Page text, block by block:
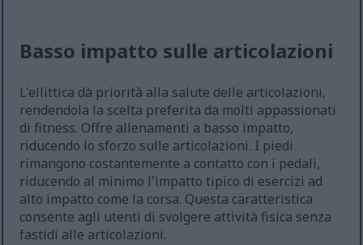
Basso impatto sulle articolazioni
L'ellittica dà priorità alla salute delle articolazioni,
rendendola la scelta preferita da molti appassionati
di fitness. Offre allenamenti a basso impatto,
riducendo lo sforzo sulle articolazioni. I piedi
rimangono costantemente a contatto con i pedali,
riducendo al minimo l'impatto tipico di esercizi ad
alto impatto come la corsa. Questa caratteristica
consente agli utenti di svolgere attività fisica senza
fastidi alle articolazioni.